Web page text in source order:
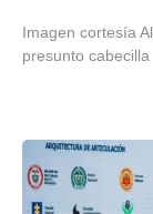
Imagen cortesía
presunto cabecilla